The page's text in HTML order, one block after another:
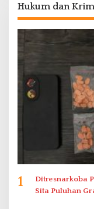
Hukum dan
1
Ditresnarkoba
Sita Puluhan